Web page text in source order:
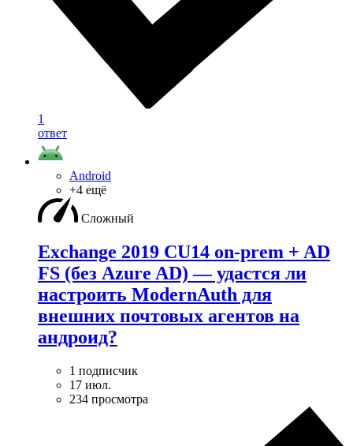
1
ответ
Android
+4 ещё
Сложный
Exchange 2019 CU14 on-prem + AD
FS (без Azure AD) — удаcтся ли
настроить ModernAuth для
внешних почтовых агентов на
андроид?
1 подписчик
17 июл.
234 просмотра